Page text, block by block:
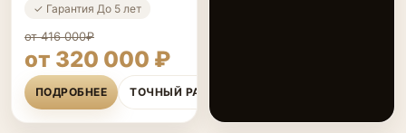
✓ Гарантия До 5 лет
от 416 000₽
от 320 000 ₽
ПОДРОБНЕЕ ТОЧНЫЙ РАСЧЁТ